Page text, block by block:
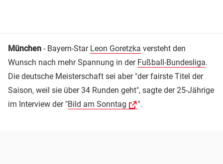
München - Bayern-Star Leon Goretzka versteht den
Wunsch nach mehr Spannung in der Fußball-Bundesliga.
Die deutsche Meisterschaft sei aber "der fairste Titel der
Saison, weil sie über 34 Runden geht", sagte der 25-Jährige
im Interview der "Bild am Sonntag ".